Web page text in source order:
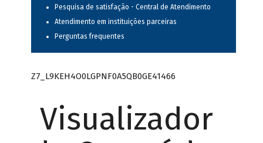
Pesquisa de satisfação - Central de Atendimento
Atendimento em instituições parceiras
Perguntas frequentes
Z7_L9KEH4O0LGPNF0A5QB0GE41466
Visualizador